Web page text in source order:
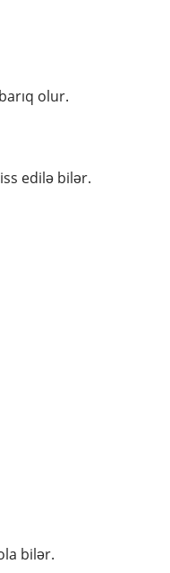
olur.
edilə bilər.
bilər.